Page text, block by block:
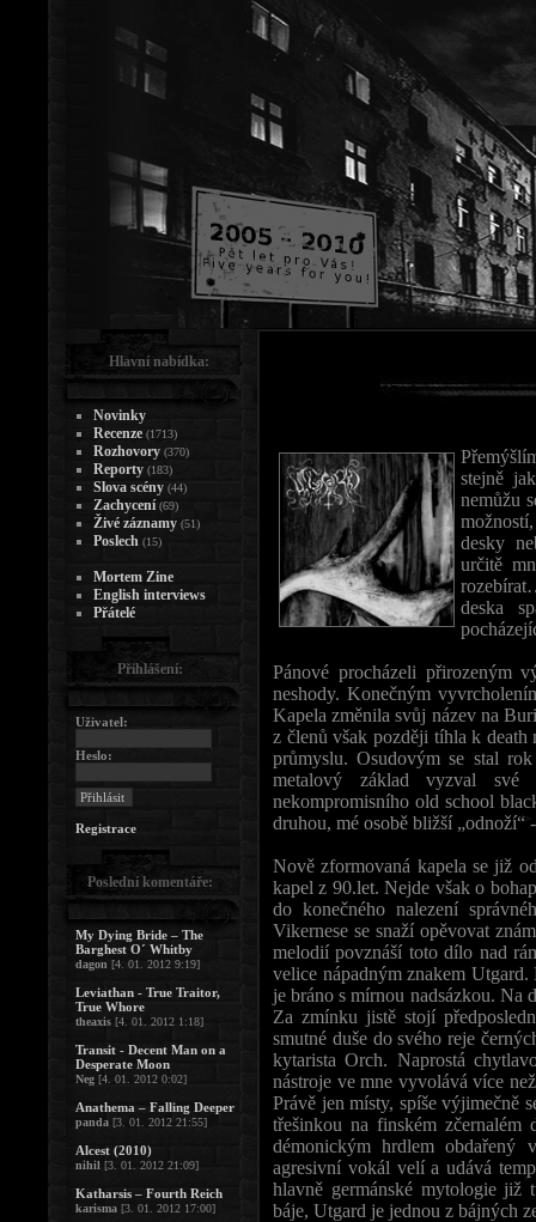
stejně
nemůžu
desky
určitě
deska
Pánové procházeli přirozeným
neshody. Konečným
Kapela změnila svůj název na
z členů však později tíhla k
průmyslu. Osudovým se stal
metalový základ vyzval
nekompromisního old school
druhou, mé osobě bližší „odnoží“
Nově zformovaná kapela se již
kapel z 90.let. Nejde však o
do konečného nalezení
Vikernese se snaží opěvovat
melodií povznáší toto dílo nad
velice nápadným znakem
je bráno s mírnou nadsázkou. Na
Za zmínku jistě stojí
smutné duše do svého reje
kytarista Orch. Naprostá
nástroje ve mne vyvolává více
Právě jen místy, spíše výjimečně
třešinkou na finském zčernalém
démonickým hrdlem obdařený
agresivní vokál velí a udává
hlavně germánské mytologie
báje, Utgard je jednou z bájných
Hlavní nabídka:
Novinky
Recenze (1713)
Rozhovory (370)
Reporty (183)
Slova scény (44)
Zachycení (69)
Živé záznamy (51)
Poslech (15)
Mortem Zine
English interviews
Přátelé
Přihlášení:
Uživatel:
Heslo:
Registrace
Poslední komentáře:
My Dying Bride – The
Barghest O´ Whitby
dagon [4. 01. 2012 9:19]
Leviathan - True Traitor,
True Whore
theaxis [4. 01. 2012 1:18]
Transit - Decent Man on a
Desperate Moon
Neg [4. 01. 2012 0:02]
Anathema – Falling Deeper
panda [3. 01. 2012 21:55]
Alcest (2010)
nihil [3. 01. 2012 21:09]
Katharsis – Fourth Reich
karisma [3. 01. 2012 17:00]